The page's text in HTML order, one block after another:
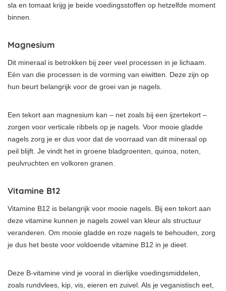
sla en tomaat krijg je beide voedingsstoffen op hetzelfde moment
binnen.
Magnesium
Dit mineraal is betrokken bij zeer veel processen in je lichaam.
Eén van die processen is de vorming van eiwitten. Deze zijn op
hun beurt belangrijk voor de groei van je nagels.
Een tekort aan magnesium kan – net zoals bij een ijzertekort –
zorgen voor verticale ribbels op je nagels. Voor mooie gladde
nagels zorg je er dus voor dat de voorraad van dit mineraal op
peil blijft. Je vindt het in groene bladgroenten, quinoa, noten,
peulvruchten en volkoren granen.
Vitamine B12
Vitamine B12 is belangrijk voor mooie nagels. Bij een tekort aan
deze vitamine kunnen je nagels zowel van kleur als structuur
veranderen. Om mooie gladde en roze nagels te behouden, zorg
je dus het beste voor voldoende vitamine B12 in je dieet.
Deze B-vitamine vind je vooral in dierlijke voedingsmiddelen,
zoals rundvlees, kip, vis, eieren en zuivel. Als je veganistisch eet,